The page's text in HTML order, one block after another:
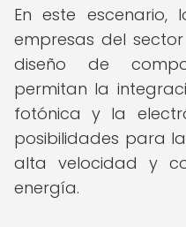
En este escenario,
empresas del
diseño de
permitan la
fotónica y la
posibilidades para
alta velocidad y
energía.